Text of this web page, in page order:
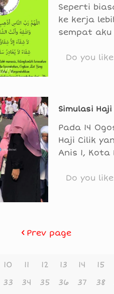
Seperti
ke kerja
sempat
Do you
Simulasi Haji
Pada 14
Haji Cilik
Anis 1,
Do you
Prev page
10 11 12 13 14 15
33 34 35 36 37 38